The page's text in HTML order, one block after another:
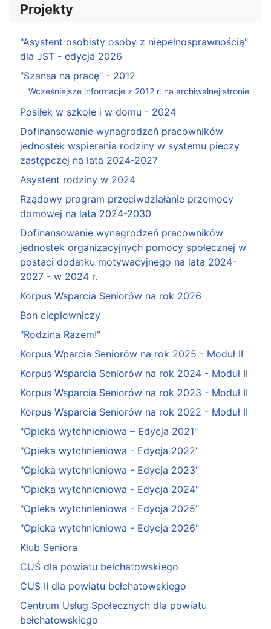
Projekty
"Asystent osobisty osoby z niepełnosprawnością"
dla JST - edycja 2026
"Szansa na pracę" - 2012
Wcześniejsze informacje z 2012 r. na archiwalnej stronie
Posiłek w szkole i w domu - 2024
Dofinansowanie wynagrodzeń pracowników
jednostek wspierania rodziny w systemu pieczy
zastępczej na lata 2024-2027
Asystent rodziny w 2024
Rządowy program przeciwdziałanie przemocy
domowej na lata 2024-2030
Dofinansowanie wynagrodzeń pracowników
jednostek organizacyjnych pomocy społecznej w
postaci dodatku motywacyjnego na lata 2024-
2027 - w 2024 r.
Korpus Wsparcia Seniorów na rok 2026
Bon ciepłowniczy
"Rodzina Razem!"
Korpus Wparcia Seniorów na rok 2025 - Moduł II
Korpus Wsparcia Seniorów na rok 2024 - Moduł II
Korpus Wsparcia Seniorów na rok 2023 - Moduł II
Korpus Wsparcia Seniorów na rok 2022 - Moduł II
"Opieka wytchnieniowa – Edycja 2021"
"Opieka wytchnieniowa - Edycja 2022"
"Opieka wytchnieniowa - Edycja 2023"
"Opieka wytchnieniowa - Edycja 2024"
"Opieka wytchnieniowa - Edycja 2025"
"Opieka wytchnieniowa - Edycja 2026"
Klub Seniora
CUŚ dla powiatu bełchatowskiego
CUS II dla powiatu bełchatowskiego
Centrum Usług Społecznych dla powiatu
bełchatowskiego